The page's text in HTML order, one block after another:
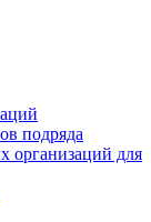
подряда
организаций для